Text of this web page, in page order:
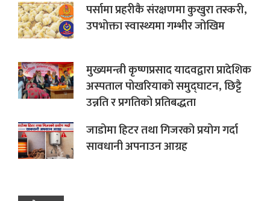
पर्सामा प्रहरीकै संरक्षणमा कुखुरा तस्करी,
उपभोक्ता स्वास्थ्यमा गम्भीर जोखिम
मुख्यमन्त्री कृष्णप्रसाद यादवद्वारा प्रादेशिक
अस्पताल पोखरियाको समुद्घाटन, छिट्टै
उन्नति र प्रगतिको प्रतिबद्धता
जाडोमा हिटर तथा गिजरको प्रयोग गर्दा
सावधानी अपनाउन आग्रह